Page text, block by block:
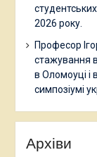
2026 року.
Професор
стажування
в Оломоуці і
симпозіумі
Архіви